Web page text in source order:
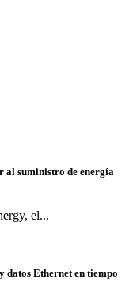
suministro de energía
el...
datos Ethernet en tiempo